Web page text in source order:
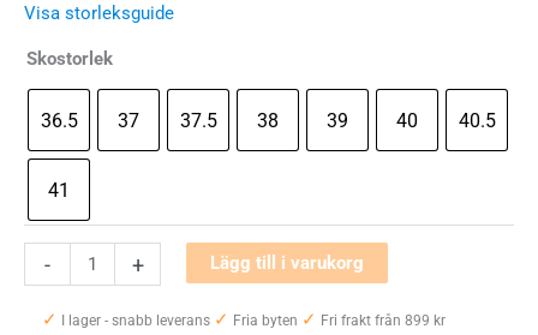
Visa storleksguide
Skostorlek
36.5 37 37.5 38 39 40 40.5
41
-
Balance
Fresh
+ Lägg till i varukorg
✓ I lager - snabb leverans ✓ Fria byten ✓ Fri frakt från 899 kr